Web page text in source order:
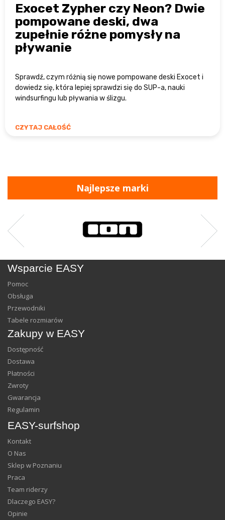
Exocet Zypher czy Neon? Dwie
pompowane deski, dwa
zupełnie różne pomysły na
pływanie
Sprawdź, czym różnią się nowe pompowane deski Exocet i
dowiedz się, która lepiej sprawdzi się do SUP-a, nauki
windsurfingu lub pływania w ślizgu.
CZYTAJ CAŁOŚĆ
Najlepsze marki
Wsparcie EASY
Pomoc
Obsługa
Przewodniki
Tabele rozmiarów
Zakupy w EASY
Dostępność
Dostawa
Płatności
Zwroty
Gwarancja
Regulamin
EASY-surfshop
Kontakt
O Nas
Sklep w Poznaniu
Praca
Team riderzy
Dlaczego EASY?
Opinie